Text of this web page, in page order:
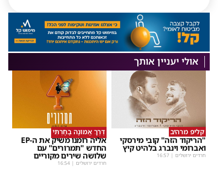
אולי יעניין אותך
קליפ מרהיב
"הריקוד הזה" קובי מירסקי
ואברומי וינברג בלהיט קיץ
חרדים ירושלים |
16:57
דֶּרֶךְ אֱמוּנָה בָחָרְתִּי
אליה רומנו משיק את ה-EP
החדש "תמרורים" עם
שלושה שירים מקוריים
חרדים ירושלים |
16:54